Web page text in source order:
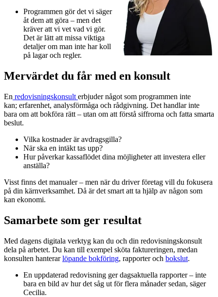
Programmen gör det vi säger
åt dem att göra – men det
kräver att vi vet vad vi gör.
Det är lätt att missa viktiga
detaljer om man inte har koll
på lagar och regler.
Mervärdet du får med en konsult
En redovisningskonsult erbjuder något som programmen inte
kan; erfarenhet, analysförmåga och rådgivning. Det handlar inte
bara om att bokföra rätt – utan om att förstå siffrorna och fatta smarta
beslut.
Vilka kostnader är avdragsgilla?
När ska en intäkt tas upp?
Hur påverkar kassaflödet dina möjligheter att investera eller
anställa?
Visst finns det manualer – men när du driver företag vill du fokusera
på din kärnverksamhet. Då är det smart att ta hjälp av någon som
kan ekonomi.
Samarbete som ger resultat
Med dagens digitala verktyg kan du och din redovisningskonsult
dela på arbetet. Du kan till exempel sköta faktureringen, medan
konsulten hanterarlöpande bokföring, rapporter och bokslut.
En uppdaterad redovisning ger dagsaktuella rapporter – inte
bara en bild av hur det såg ut för flera månader sedan, säger
Cecilia.